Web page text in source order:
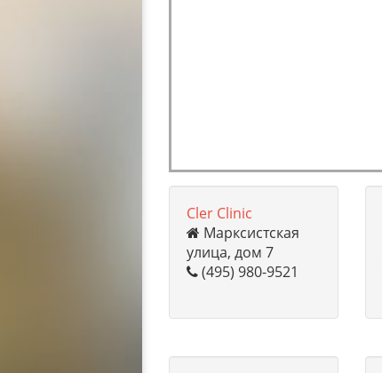
Cler Clinic
Марксистская
улица, дом 7
(495) 980-9521